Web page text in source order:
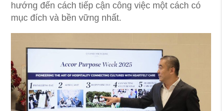
hướng đến cách tiếp cận công việc một cách có
mục đích và bền vững nhất.